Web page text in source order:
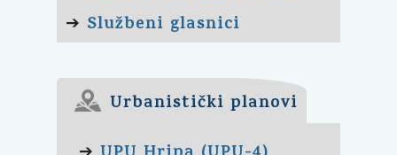
➔ Službeni glasnici
Urbanistički planovi